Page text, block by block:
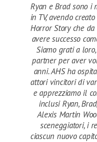
Ryan e Brad sono i
in TV, avendo
Horror Story che
avere successo
Siamo grati a
partner per aver
anni. AHS ha
attori vincitori di
e apprezziamo il
inclusi Ryan,
Alexis Martin
sceneggiatori, i
ciascun nuovo